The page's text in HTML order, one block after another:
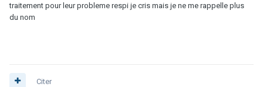
traitement pour leur probleme respi je cris mais je ne me rappelle plus
du nom
Citer